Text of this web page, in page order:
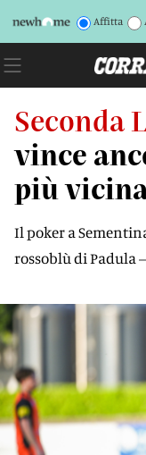
Affitta
Seconda
vince
più
Il poker a
rossoblù di Padula